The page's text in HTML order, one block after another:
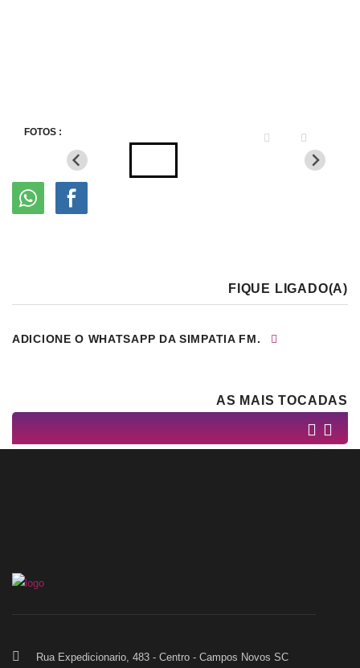
FOTOS :
FIQUE LIGADO(A)
ADICIONE O WHATSAPP DA SIMPATIA FM.
AS MAIS TOCADAS
Rua Expedicionario, 483 - Centro - Campos Novos SC